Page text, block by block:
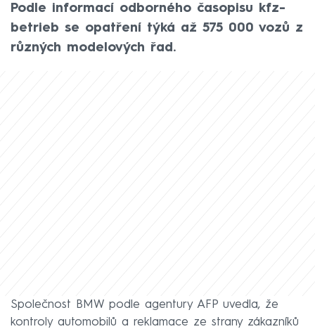
Podle informací odborného časopisu kfz-
betrieb se opatření týká až 575 000 vozů z
různých modelových řad.
Společnost BMW podle agentury AFP uvedla, že
kontroly automobilů a reklamace ze strany zákazníků